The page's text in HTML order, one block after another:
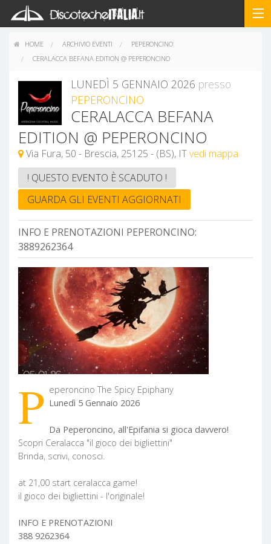
HOME ARCHIVIO EVENTI
PEPERONCINO
CERALACCA BEFANA EDITION @ PEPERONCINO
LUNEDÌ 5 GENNAIO 2026 presso
PEPERONCINO
CERALACCA BEFANA
EDITION @ PEPERONCINO
Via Fura, 50 - Brescia, 25125 - (BS), ITvedi mappa
! QUESTO EVENTO È SCADUTO !
GUARDA GLI EVENTI AGGIORNATI
INFO E PRENOTAZIONI PEPERONCINO:
3889262364
P eperoncino The Spicy Epiphany
Lunedì 5 Gennaio 2026
Da Peperoncino, all'Epifania si gioca davvero!
Scopri Ceralacca "il gioco dei bigliettini"
Brinda, scrivi, conosci.
at 21,00 start ceralacca game!
il gioco dei bigliettini - l'originale!
INFO E PRENOTAZIONI
388 9262364